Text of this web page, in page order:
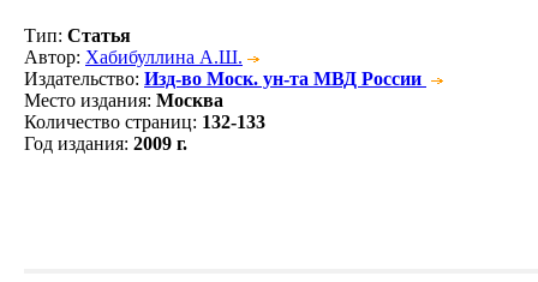
Тип: Статья
Автор: Хабибуллина А.Ш.
Издательство: Изд-во Моск. ун-та МВД России
Место издания: Москва
Количество страниц: 132-133
Год издания: 2009 г.